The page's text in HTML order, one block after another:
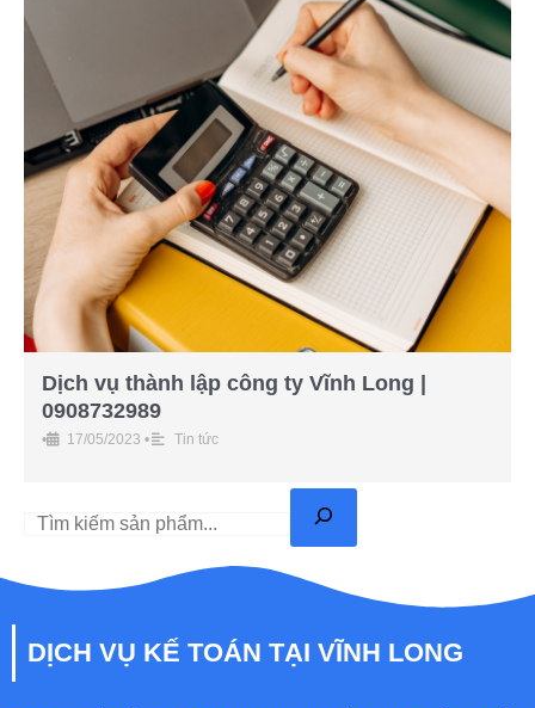
Dịch vụ thành lập công ty Vĩnh Long |
0908732989
• 17/05/2023 • Tin tức
DỊCH VỤ KẾ TOÁN TẠI VĨNH LONG